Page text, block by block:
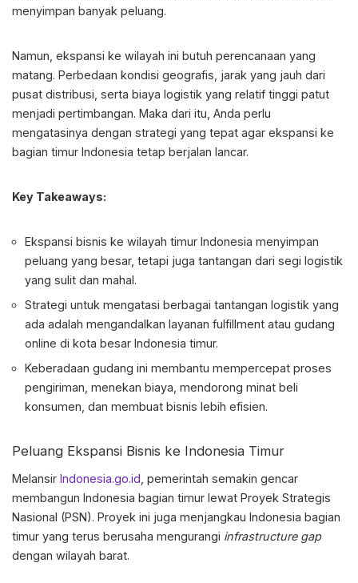
menyimpan banyak peluang.
Namun, ekspansi ke wilayah ini butuh perencanaan yang
matang. Perbedaan kondisi geografis, jarak yang jauh dari
pusat distribusi, serta biaya logistik yang relatif tinggi patut
menjadi pertimbangan. Maka dari itu, Anda perlu
mengatasinya dengan strategi yang tepat agar ekspansi ke
bagian timur Indonesia tetap berjalan lancar.
Key Takeaways:
Ekspansi bisnis ke wilayah timur Indonesia menyimpan
peluang yang besar, tetapi juga tantangan dari segi logistik
yang sulit dan mahal.
Strategi untuk mengatasi berbagai tantangan logistik yang
ada adalah mengandalkan layanan fulfillment atau gudang
online di kota besar Indonesia timur.
Keberadaan gudang ini membantu mempercepat proses
pengiriman, menekan biaya, mendorong minat beli
konsumen, dan membuat bisnis lebih efisien.
Peluang Ekspansi Bisnis ke Indonesia Timur
Melansir Indonesia.go.id , pemerintah semakin gencar
membangun Indonesia bagian timur lewat Proyek Strategis
Nasional (PSN). Proyek ini juga menjangkau Indonesia bagian
timur yang terus berusaha mengurangi infrastructure gap
dengan wilayah barat.